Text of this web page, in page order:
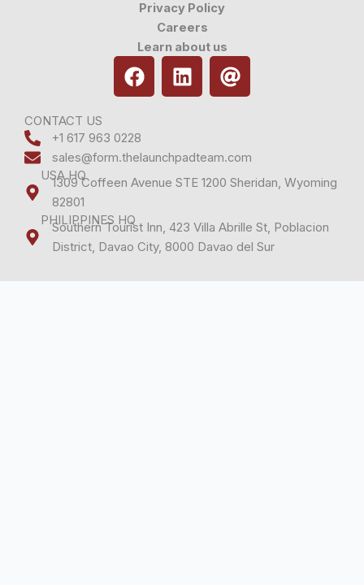
Privacy Policy
Careers
Learn about us
F
a
c
e
b
o
o
k
L
i
n
d
i
A
t
CONTACT US
+1 617 963 0228
sales@form.thelaunchpadteam.com
USA HQ
1309 Coffeen Avenue STE 1200 Sheridan, Wyoming
82801
PHILIPPINES HQ
Southern Tourist Inn, 423 Villa Abrille St, Poblacion
District, Davao City, 8000 Davao del Sur